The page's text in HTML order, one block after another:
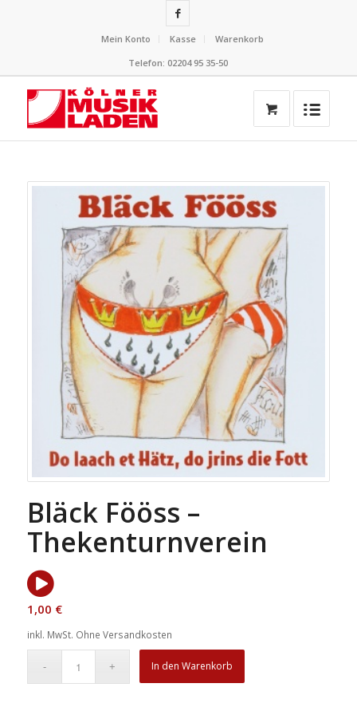
Mein Konto Kasse
Warenkorb
Telefon: 02204 95 35-50
Bläck Fööss –
Thekenturnverein
1,00 €
inkl. MwSt. Ohne Versandkosten
In den Warenkorb